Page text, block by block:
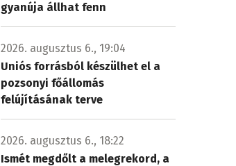
gyanúja állhat fenn
2026. augusztus 6., 19:04
Uniós forrásból készülhet el a
pozsonyi főállomás
felújításának terve
2026. augusztus 6., 18:22
Ismét megdőlt a melegrekord, a